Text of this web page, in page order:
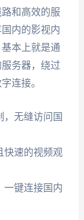
和高效的服
内的影视内
本上就是通
务器，绕过
连接。
，无缝访问国
快速的视频观
一键连接国内